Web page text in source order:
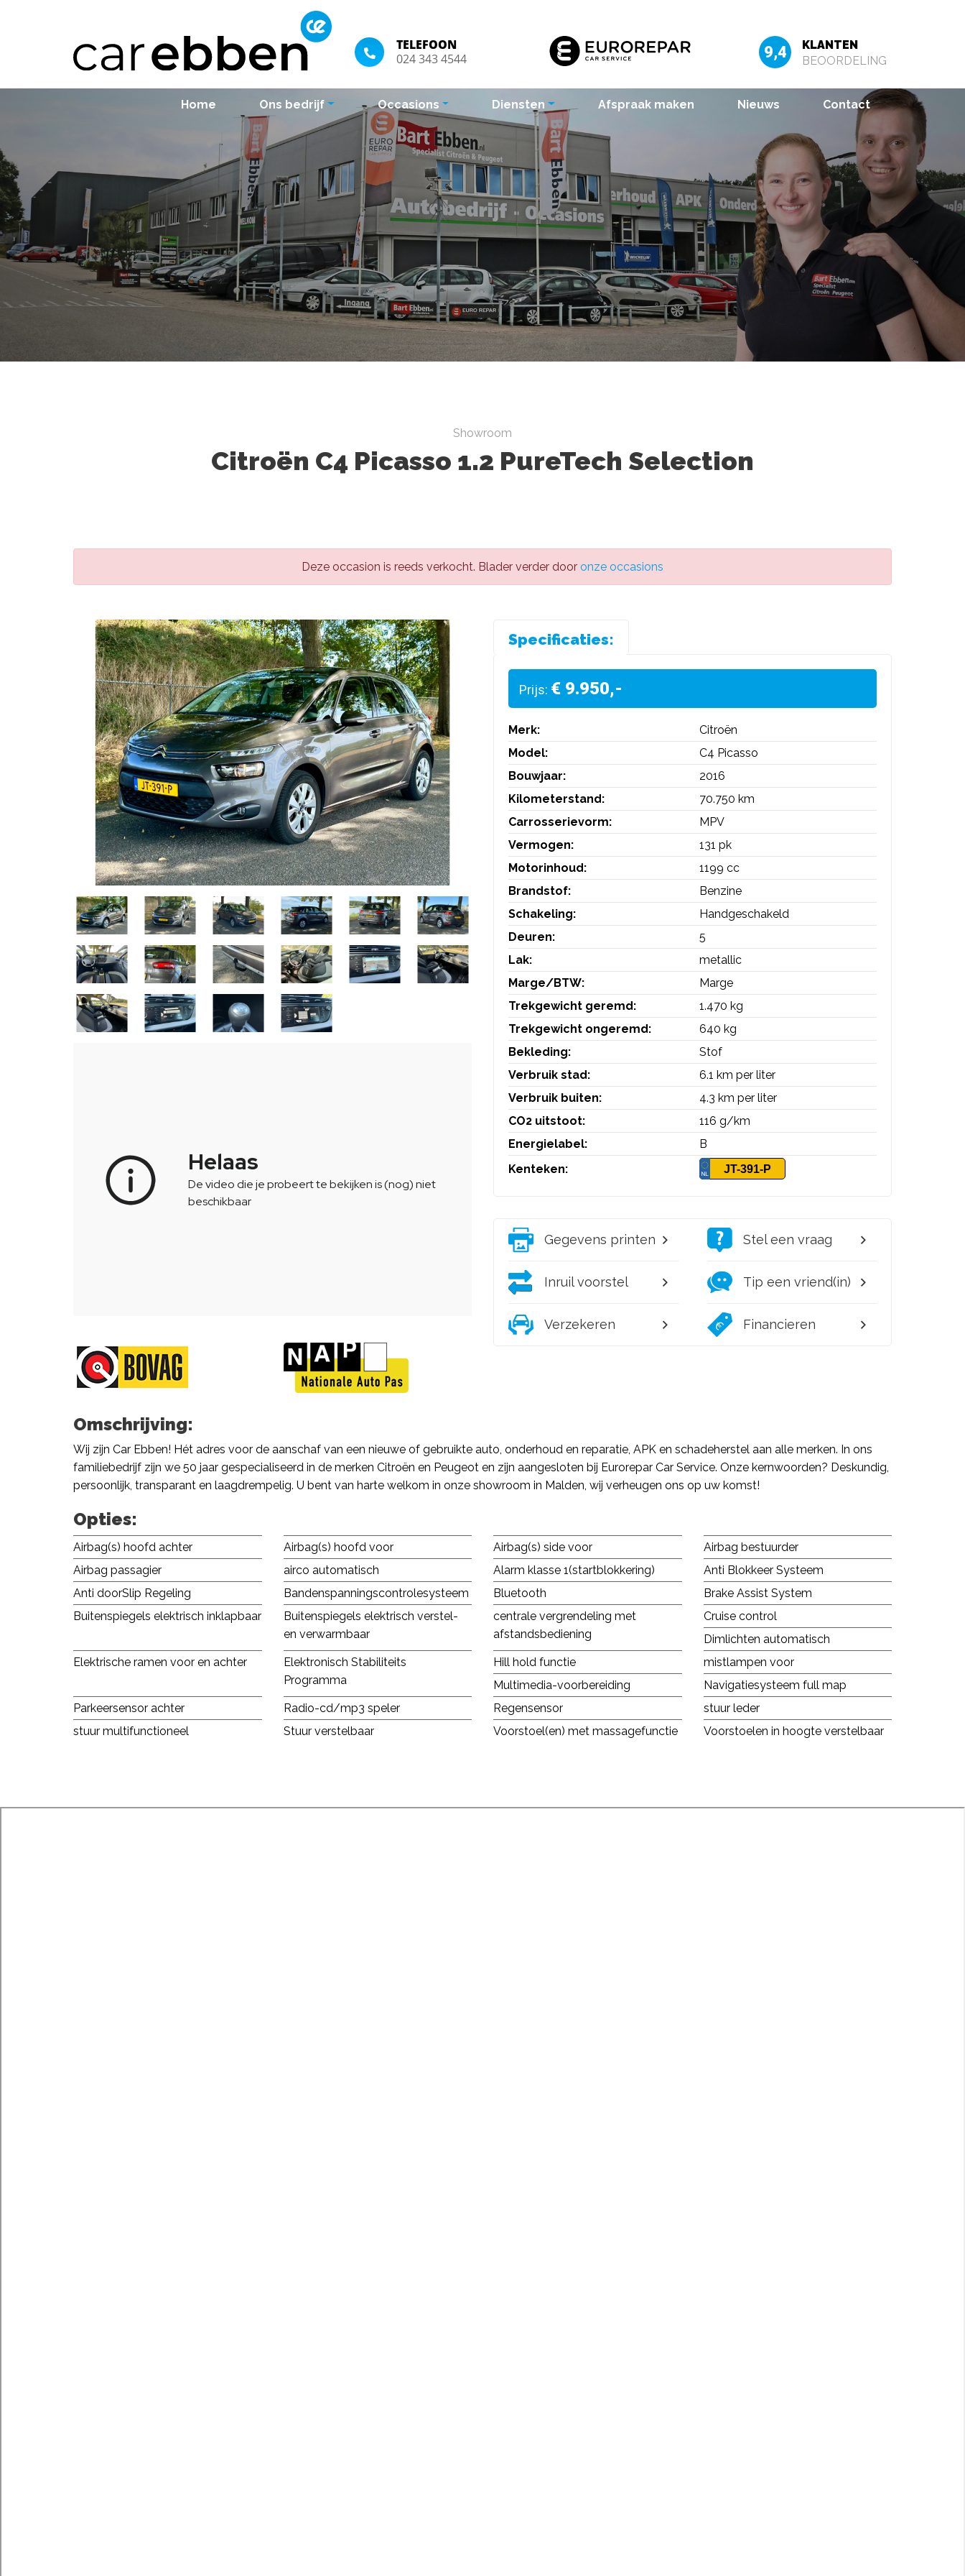
TELEFOON
024 343 4544
KLANTEN
BEOORDELING
9,4
Home Ons bedrijf Occasions Diensten Afspraak maken Nieuws Contact
Showroom
Citroën C4 Picasso 1.2 PureTech Selection
Deze occasion is reeds verkocht. Blader verder door onze occasions
Specificaties:
Prijs: € 9.950,-
Merk:
Citroën
Model:
C4 Picasso
Bouwjaar:
2016
Kilometerstand:
70.750 km
Carrosserievorm:
MPV
Vermogen:
131 pk
Motorinhoud:
1199 cc
Brandstof:
Benzine
Schakeling:
Handgeschakeld
Deuren:
5
Lak:
metallic
Marge/BTW:
Marge
Trekgewicht geremd:
1.470 kg
Trekgewicht ongeremd:
640 kg
Bekleding:
Stof
Verbruik stad:
6.1 km per liter
Verbruik buiten:
4.3 km per liter
CO2 uitstoot:
116 g/km
Energielabel:
B
Kenteken:
JT-391-P
Gegevens printen Stel een vraag
Inruil voorstel Tip een vriend(in)
Verzekeren Financieren
Omschrijving:
Wij zijn Car Ebben! Hét adres voor de aanschaf van een nieuwe of gebruikte auto, onderhoud en reparatie, APK en schadeherstel aan alle merken. In ons
familiebedrijf zijn we 50 jaar gespecialiseerd in de merken Citroën en Peugeot en zijn aangesloten bij Eurorepar Car Service. Onze kernwoorden? Deskundig,
persoonlijk, transparant en laagdrempelig. U bent van harte welkom in onze showroom in Malden, wij verheugen ons op uw komst!
Opties:
Airbag(s) hoofd achter Airbag(s) hoofd voor Airbag(s) side voor
Airbag bestuurder
Airbag passagier
airco automatisch Alarm klasse 1(startblokkering)
Anti Blokkeer Systeem
Anti doorSlip Regeling
Bandenspanningscontrolesysteem Bluetooth
Brake Assist System
Buitenspiegels elektrisch inklapbaar
Buitenspiegels elektrisch verstel-
en verwarmbaar
centrale vergrendeling met
afstandsbediening
Cruise control
Dimlichten automatisch
Elektrische ramen voor en achter
Elektronisch Stabiliteits
Programma
Hill hold functie
mistlampen voor
Multimedia-voorbereiding
Navigatiesysteem full map
Parkeersensor achter
Radio-cd/mp3 speler Regensensor
stuur leder
stuur multifunctioneel
Stuur verstelbaar Voorstoel(en) met massagefunctie Voorstoelen in hoogte verstelbaar